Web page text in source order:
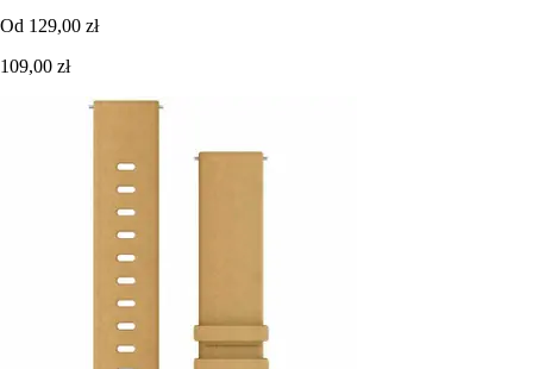
Od 129,00 zł
109,00 zł